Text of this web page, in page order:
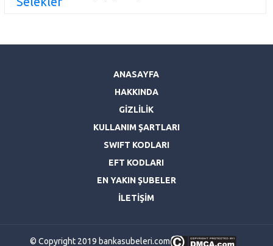
ANASAYFA
HAKKINDA
GİZLİLİK
KULLANIM ŞARTLARI
SWIFT KODLARI
EFT KODLARI
EN YAKIN ŞUBELER
İLETİŞİM
© Copyright 2019 bankasubeleri.com